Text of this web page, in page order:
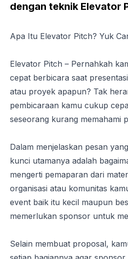
dengan teknik Elevator
Apa Itu Elevator Pitch? Yuk
Elevator Pitch – Pernahkah
cepat berbicara saat
atau proyek apapun? Tak
pembicaraan kamu cukup
seseorang kurang memahami
Dalam menjelaskan pesan
kunci utamanya adalah
mengerti pemaparan dari
organisasi atau komunitas
event baik itu kecil maupun
memerlukan sponsor untuk
Selain membuat proposal,